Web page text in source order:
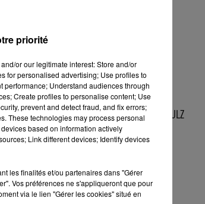
hhZxGoogle MIX : ROBIN SCHULZ
MIX : EDX
priorité
or our legitimate interest: Store and/or
for personalised advertising; Use profiles to
Understand audiences through
Create profiles to personalise content; Use
prevent and detect fraud, and fix errors;
These technologies may process personal
based on information actively
Link different devices; Identify devices
les finalités et/ou partenaires dans "Gérer
Vos préférences ne s'appliqueront que pour
via le lien "Gérer les cookies" situé en